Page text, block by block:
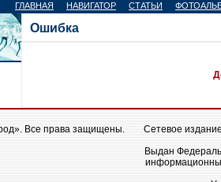
ГЛАВНАЯ НАВИГАТОР СТАТЬИ
Ошибка
Все права защищены.
Сетевое
Выдан